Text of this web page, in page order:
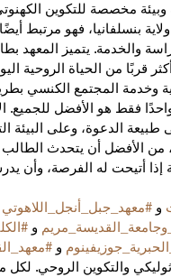
مخصصة للتكوين
بنسلفانيا، فهو مرتبط
والخدمة. يتميز المعهد
من الحياة الروحية
وخدمة المجتمع الكنسي
فقط هو الأفضل للجميع.
طبيعة الدعوة، وعلى
من الأفضل أن يتحدث الطالب
أتيحت له الفرصة، وأن
و #معهد_جبل_أنجل_اللاهوتي
و
و
والتكوين الروحي.